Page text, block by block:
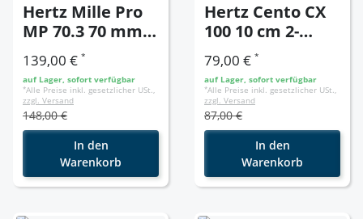
Hertz Mille Pro
MP 70.3 70 mm
Mitteltöner Paar
+ Abdeckung
139,00 € *
auf Lager, sofort verfügbar
*Alle Preise inkl. gesetzlicher USt.,
zzgl. Versand
148,00 €
In den
Warenkorb
Hertz Cento CX
100 10 cm 2-
Wege
Koaxsystem
79,00 € *
auf Lager, sofort verfügbar
*Alle Preise inkl. gesetzlicher USt.,
zzgl. Versand
87,00 €
In den
Warenkorb